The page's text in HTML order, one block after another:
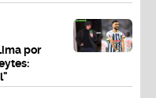
por